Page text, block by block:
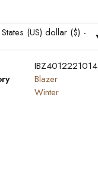
(US) dollar ($) -
IBZ4012221014
Blazer
Winter